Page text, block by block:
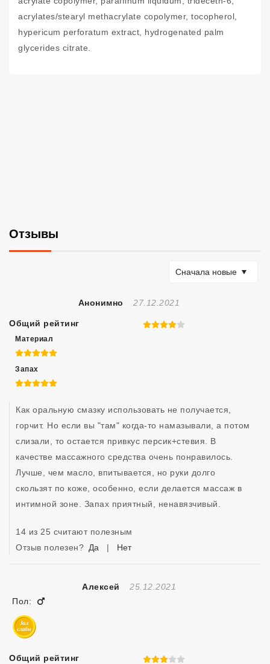
acrylates/stearyl methacrylate copolymer, tocopherol,
hypericum perforatum extract, hydrogenated palm
glycerides citrate.
Отзывы
Сортировать по
Сначала новые
Анонимно Отзыв Создан
27.12.2021
Общий рейтинг 4 из 5
Материал
5 из 5
Запах
5 из 5
Как оральную смазку использовать не получается,
горчит. Но если вы "там" когда-то намазывали, а потом
слизали, то остается привкус персик+стевия. В
качестве массажного средства очень понравилось.
Лучше, чем масло, впитывается, но руки долго
скользят по коже, особенно, если делается массаж в
интимной зоне. Запах приятный, ненавязчивый.
14 из 25 считают полезным
Отзыв полезен? Да | Нет
Алексей Отзыв Создан
25.12.2021
Пол:
Общий рейтинг 3 из 5